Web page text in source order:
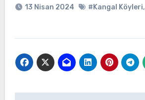
13 Nisan 2024 #Kangal Köyleri,